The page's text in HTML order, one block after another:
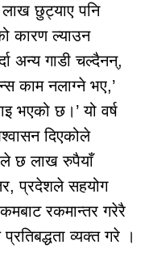
लाख छुट्याए पनि
कारण ल्याउन
अन्य गाडी चल्दैनन्,
काम नलाग्ने भए,’
भएको छ।’ यो वर्ष
दिएकोले
छ लाख रुपैयाँ
प्रदेशले सहयोग
रकमान्तर गरेरै
व्यक्त गरे ।